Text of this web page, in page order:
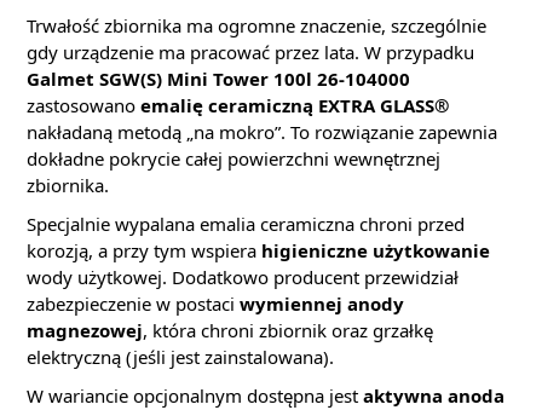
Trwałość zbiornika ma ogromne znaczenie, szczególnie
gdy urządzenie ma pracować przez lata. W przypadku
Galmet SGW(S) Mini Tower 100l 26-104000
zastosowano emalię ceramiczną EXTRA GLASS®
nakładaną metodą „na mokro”. To rozwiązanie zapewnia
dokładne pokrycie całej powierzchni wewnętrznej
zbiornika.
Specjalnie wypalana emalia ceramiczna chroni przed
korozją, a przy tym wspiera higieniczne użytkowanie
wody użytkowej. Dodatkowo producent przewidział
zabezpieczenie w postaci wymiennej anody
magnezowej, która chroni zbiornik oraz grzałkę
elektryczną (jeśli jest zainstalowana).
W wariancie opcjonalnym dostępna jest aktywna anoda